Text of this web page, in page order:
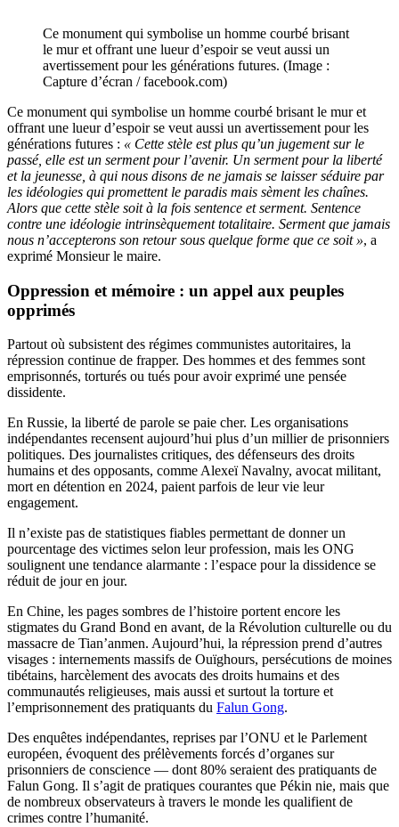
Ce monument qui symbolise un homme courbé brisant
le mur et offrant une lueur d’espoir se veut aussi un
avertissement pour les générations futures. (Image :
Capture d’écran / facebook.com)
Ce monument qui symbolise un homme courbé brisant le mur et
offrant une lueur d’espoir se veut aussi un avertissement pour les
générations futures : « Cette stèle est plus qu’un jugement sur le
passé, elle est un serment pour l’avenir. Un serment pour la liberté
et la jeunesse, à qui nous disons de ne jamais se laisser séduire par
les idéologies qui promettent le paradis mais sèment les chaînes.
Alors que cette stèle soit à la fois sentence et serment. Sentence
contre une idéologie intrinsèquement totalitaire. Serment que jamais
nous n’accepterons son retour sous quelque forme que ce soit », a
exprimé Monsieur le maire.
Oppression et mémoire : un appel aux peuples
opprimés
Partout où subsistent des régimes communistes autoritaires, la
répression continue de frapper. Des hommes et des femmes sont
emprisonnés, torturés ou tués pour avoir exprimé une pensée
dissidente.
En Russie, la liberté de parole se paie cher. Les organisations
indépendantes recensent aujourd’hui plus d’un millier de prisonniers
politiques. Des journalistes critiques, des défenseurs des droits
humains et des opposants, comme Alexeï Navalny, avocat militant,
mort en détention en 2024, paient parfois de leur vie leur
engagement.
Il n’existe pas de statistiques fiables permettant de donner un
pourcentage des victimes selon leur profession, mais les ONG
soulignent une tendance alarmante : l’espace pour la dissidence se
réduit de jour en jour.
En Chine, les pages sombres de l’histoire portent encore les
stigmates du Grand Bond en avant, de la Révolution culturelle ou du
massacre de Tian’anmen. Aujourd’hui, la répression prend d’autres
visages : internements massifs de Ouïghours, persécutions de moines
tibétains, harcèlement des avocats des droits humains et des
communautés religieuses, mais aussi et surtout la torture et
l’emprisonnement des pratiquants du Falun Gong.
Des enquêtes indépendantes, reprises par l’ONU et le Parlement
européen, évoquent des prélèvements forcés d’organes sur
prisonniers de conscience — dont 80% seraient des pratiquants de
Falun Gong. Il s’agit de pratiques courantes que Pékin nie, mais que
de nombreux observateurs à travers le monde les qualifient de
crimes contre l’humanité.